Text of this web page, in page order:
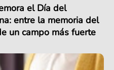
el Día del
entre la memoria del
un campo más fuerte